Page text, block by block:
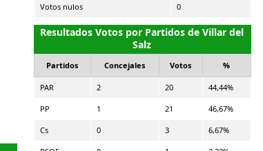
Votos nulos 0
Resultados Votos por Partidos de Villar del
Salz
Partidos Concejales Votos %
PAR 2 20 44,44%
PP 1 21 46,67%
Cs 0 3 6,67%